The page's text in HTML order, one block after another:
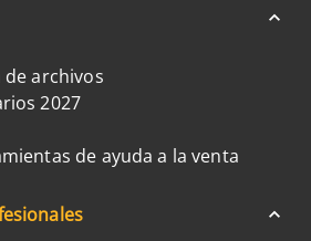
archivos
2027
de ayuda a la venta